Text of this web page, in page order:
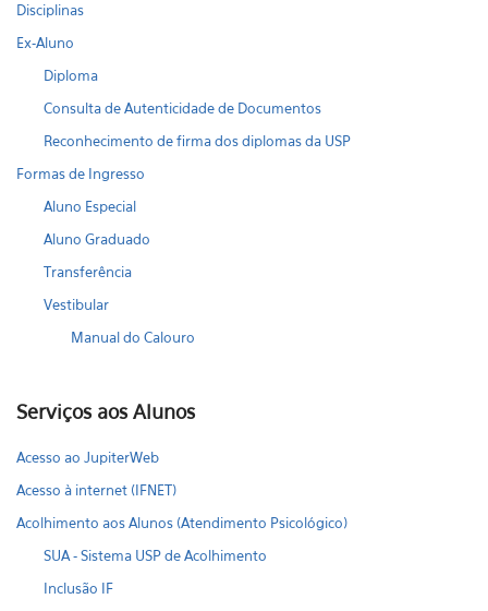
Disciplinas
Ex-Aluno
Diploma
Consulta de Autenticidade de Documentos
Reconhecimento de firma dos diplomas da USP
Formas de Ingresso
Aluno Especial
Aluno Graduado
Transferência
Vestibular
Manual do Calouro
Serviços aos Alunos
Acesso ao JupiterWeb
Acesso à internet (IFNET)
Acolhimento aos Alunos (Atendimento Psicológico)
SUA - Sistema USP de Acolhimento
Inclusão IF